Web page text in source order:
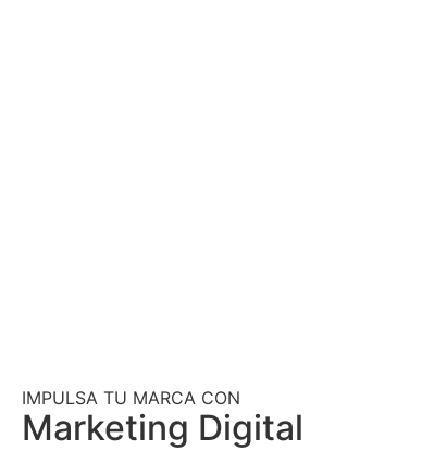
IMPULSA TU MARCA CON
Marketing Digital